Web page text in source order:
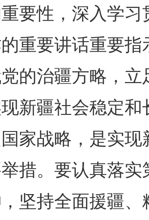
要性，深入学
重要讲话重要
的治疆方略，
新疆社会稳定
家战略，是实
措。要认真落
坚持全面援疆